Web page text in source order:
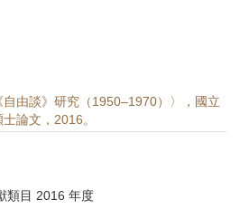
自由談》研究（1950–1970）〉，國立
論文，2016。
類目 2016 年度